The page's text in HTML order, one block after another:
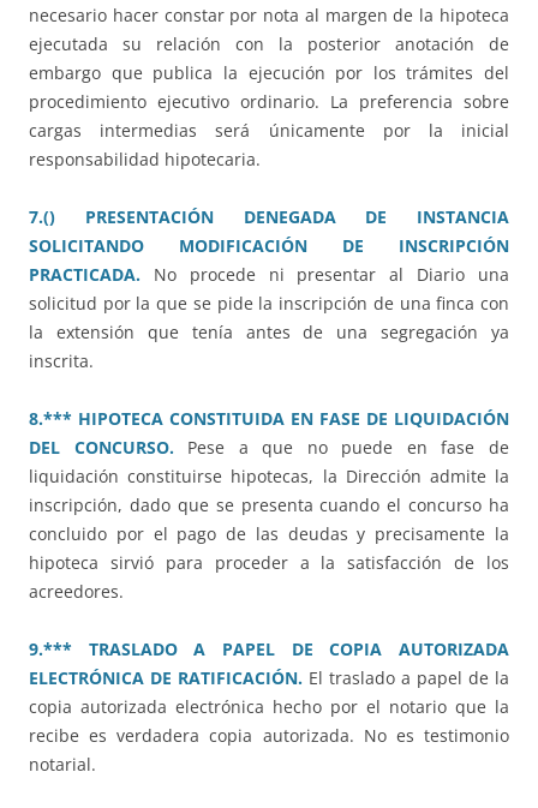
necesario hacer constar por nota al margen de la hipoteca
ejecutada su relación con la posterior anotación de
embargo que publica la ejecución por los trámites del
procedimiento ejecutivo ordinario. La preferencia sobre
cargas intermedias será únicamente por la inicial
responsabilidad hipotecaria.
7.() PRESENTACIÓN DENEGADA DE INSTANCIA
SOLICITANDO MODIFICACIÓN DE INSCRIPCIÓN
PRACTICADA. No procede ni presentar al Diario una
solicitud por la que se pide la inscripción de una finca con
la extensión que tenía antes de una segregación ya
inscrita.
8.*** HIPOTECA CONSTITUIDA EN FASE DE LIQUIDACIÓN
DEL CONCURSO.Pese a que no puede en fase de
liquidación constituirse hipotecas, la Dirección admite la
inscripción, dado que se presenta cuando el concurso ha
concluido por el pago de las deudas y precisamente la
hipoteca sirvió para proceder a la satisfacción de los
acreedores.
9.*** TRASLADO A PAPEL DE COPIA AUTORIZADA
ELECTRÓNICA DE RATIFICACIÓN. El traslado a papel de la
copia autorizada electrónica hecho por el notario que la
recibe es verdadera copia autorizada. No es testimonio
notarial.